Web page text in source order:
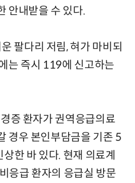
안내받을 수 있다.
팔다리 저림, 혀가 마비되
는 즉시 119에 신고하는
증 환자가 권역응급의료
경우 본인부담금을 기존 5
한 바 있다. 현재 의료계
응급 환자의 응급실 방문